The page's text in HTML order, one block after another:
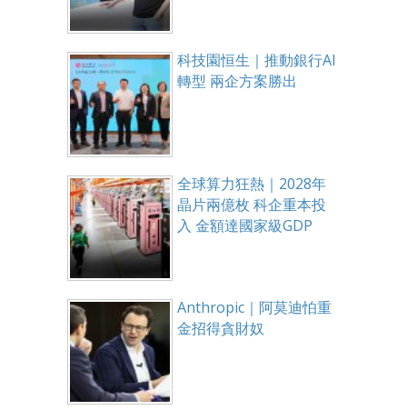
科技園恒生｜推動銀行AI
轉型 兩企方案勝出
全球算力狂熱｜2028年
晶片兩億枚 科企重本投
入 金額達國家級GDP
Anthropic｜阿莫迪怕重
金招得貪財奴